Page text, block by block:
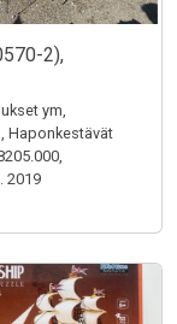
2),
ym,
Haponkestävät
2019